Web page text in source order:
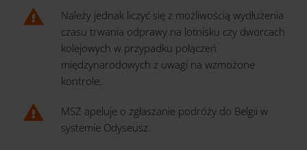
Należy jednak liczyć się z możliwością wydłużenia
czasu trwania odprawy na lotnisku czy dworcach
kolejowych w przypadku połączeń
międzynarodowych z uwagi na wzmożone
kontrole.
MSZ apeluje o zgłaszanie podróży do Belgii w
systemie Odyseusz.